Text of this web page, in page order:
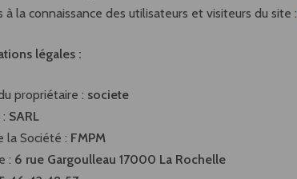
à la connaissance des utilisateurs et visiteurs du site :
légales :
propriétaire : societe
SARL
la Société : FMPM
: 6 rue Gargoulleau 17000 La Rochelle